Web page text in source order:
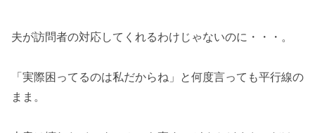
夫が訪問者の対応してくれるわけじゃないのに・・・。
「実際困ってるのは私だからね」と何度言っても平行線の
まま。